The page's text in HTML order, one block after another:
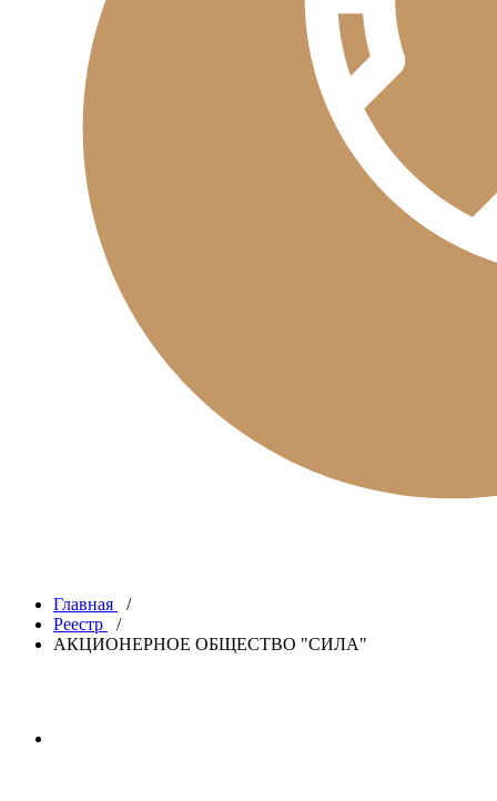
Главная
/
Реестр
/
АКЦИОНЕРНОЕ ОБЩЕСТВО "СИЛА"